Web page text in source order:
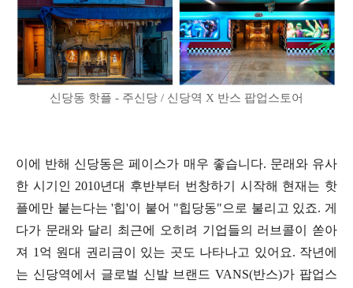
신당동 핫플 - 주신당 / 신당역 X 반스 팝업스토어
이에 반해 신당동은 페이스가 매우 좋습니다. 문래와 유사
한 시기인 2010년대 후반부터 번창하기 시작해 현재는 핫
플에만 붙는다는 '힙'이 붙어 "힙당동"으로 불리고 있죠. 게
다가 문래와 달리 최근에 오히려 기업들의 러브콜이 쏟아
져 1억 원대 권리금이 있는 곳도 나타나고 있어요. 작년에
는 신당역에서 글로벌 신발 브랜드 VANS(반스)가 팝업스